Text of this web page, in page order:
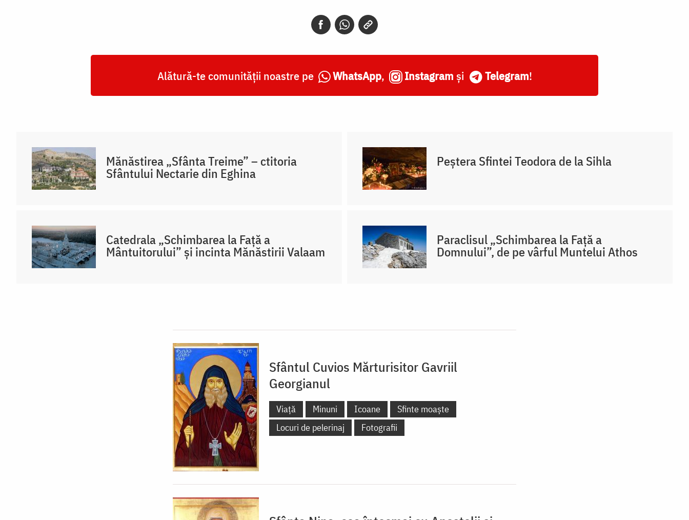
Alătură-te comunității noastre pe WhatsApp, Instagram și Telegram!
Mănăstirea „Sfânta Treime” – ctitoria
Sfântului Nectarie din Eghina
Peștera Sfintei Teodora de la Sihla
Catedrala „Schimbarea la Față a
Mântuitorului” și incinta Mănăstirii Valaam
Paraclisul „Schimbarea la Față a
Domnului”, de pe vârful Muntelui Athos
Sfântul Cuvios Mărturisitor Gavriil
Georgianul
Viață Minuni Icoane
Sfinte moaște
Locuri de pelerinaj
Fotografii